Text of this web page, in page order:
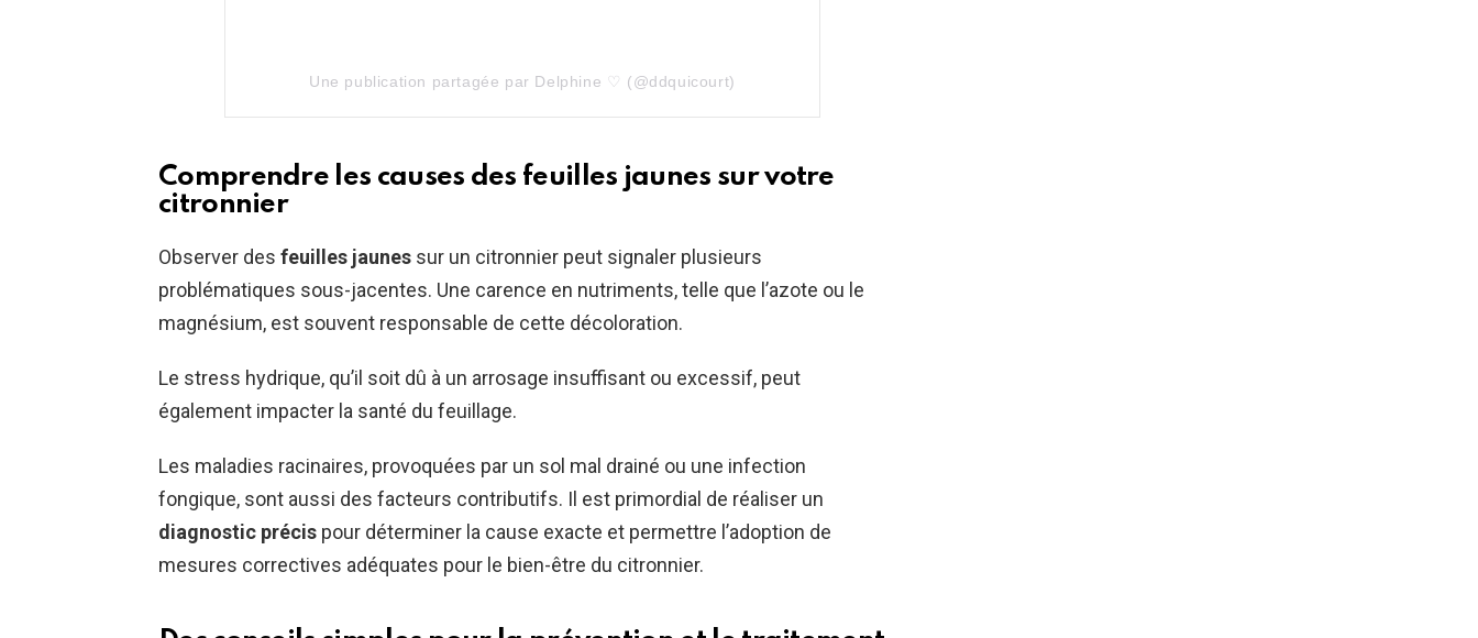
Une publication partagée par Delphine ♡ (@ddquicourt)
Comprendre les causes des feuilles jaunes sur votre
citronnier
Observer des feuilles jaunes sur un citronnier peut signaler plusieurs
problématiques sous-jacentes. Une carence en nutriments, telle que l’azote ou le
magnésium, est souvent responsable de cette décoloration.
Le stress hydrique, qu’il soit dû à un arrosage insuffisant ou excessif, peut
également impacter la santé du feuillage.
Les maladies racinaires, provoquées par un sol mal drainé ou une infection
fongique, sont aussi des facteurs contributifs. Il est primordial de réaliser un
diagnostic précis pour déterminer la cause exacte et permettre l’adoption de
mesures correctives adéquates pour le bien-être du citronnier.